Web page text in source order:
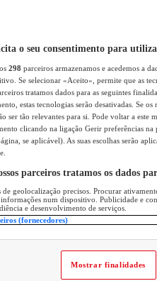
o seu consentimento para
298 parceiros armazenamos e acedemos a
Se selecionar «Aceito», permite que as
tratamos dados para as seguintes
estas tecnologias serão desativadas. Se
ser tão relevantes para si. Pode voltar a este
clicando na ligação Gerir preferências
se aplicável). As suas escolhas serão
parceiros tratamos os dados
geolocalização precisos. Procurar
num dispositivo. Publicidade e
e desenvolvimento de serviços.
(fornecedores)
Mostrar finalidades